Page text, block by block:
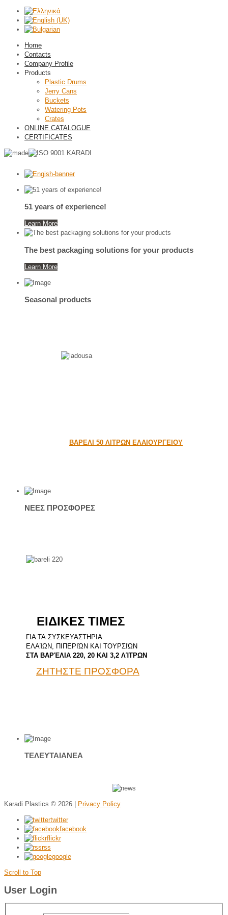
Home
Contacts
Company Profile
Products
Plastic Drums
Jerry Cans
Buckets
Watering Pots
Crates
ONLINE CATALOGUE
CERTIFICATES
51 years of experience!
Learn More
The best packaging solutions for your products
Learn More
Seasonal products
ΒΑΡΕΛΙ 50 ΛΙΤΡΩΝ ΕΛΑΙΟΥΡΓΕΙΟΥ
ΝΕΕΣ ΠΡΟΣΦΟΡΕΣ
ΕΙΔΙΚΕΣ ΤΙΜΕΣ
ΓΙΑ ΤΑ ΣΥΣΚΕΥΑΣΤΗΡΙΑ
ΕΛΑΊΩΝ, ΠΙΠΕΡΙΏΝ ΚΑΙ ΤΟΥΡΣΙΏΝ
ΣΤΑ ΒΑΡΈΛΙΑ 220, 20 ΚΑΙ 3,2 ΛΊΤΡΩΝ
ΖΗΤΗΣΤΕ ΠΡΟΣΦΟΡΑ
ΤΕΛΕΥΤΑΙΑΝΕΑ
Karadi Plastics © 2026 | Privacy Policy
twitter
facebook
flickr
rss
google
Scroll to Top
User Login